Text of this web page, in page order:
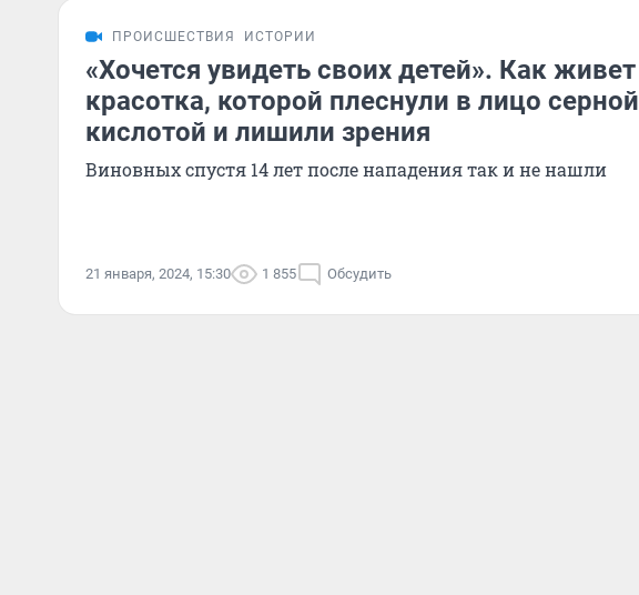
ПРОИСШЕСТВИЯ ИСТОРИИ
«Хочется увидеть своих детей». Как живет
красотка, которой плеснули в лицо серной
кислотой и лишили зрения
Виновных спустя 14 лет после нападения так и не нашли
21 января, 2024, 15:30 1 855 Обсудить